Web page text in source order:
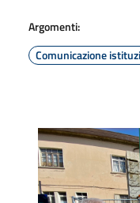
Argomenti:
Comunicazione